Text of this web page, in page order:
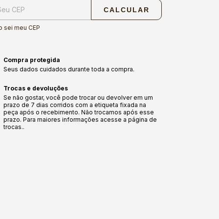
CALCULAR
sei meu CEP
Compra protegida
Seus dados cuidados durante toda a compra.
Trocas e devoluções
Se não gostar, você pode trocar ou devolver em um
prazo de 7 dias corridos com a etiqueta fixada na
peça após o recebimento. Não trocamos após esse
prazo. Para maiores informações acesse a página de
trocas..